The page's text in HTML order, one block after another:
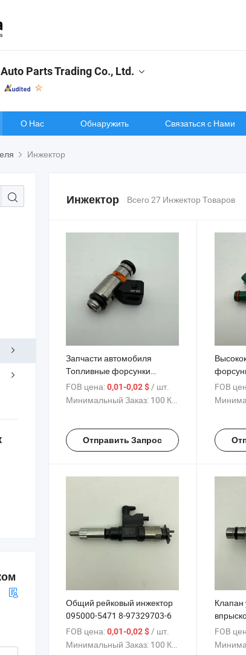
Parts Trading Co., Ltd.
О Нас Обнаружить Связаться с Нами
Инжектор
Инжектор Всего 27 Инжектор Товаров
Запчасти автомобиля
Топливные форсунки
Iwp095
FOB цена:0,01-0,02 $/ шт.
Минимальный Заказ: 100 Куски
Отправить Запрос
FOB
Общий рейковый инжектор
095000-5471 8-97329703-6
FOB цена:0,01-0,02 $ / шт.
Минимальный Заказ: 100 Куски
Клапан
FOB